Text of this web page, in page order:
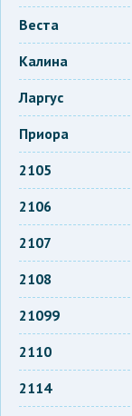
Веста
Калина
Ларгус
Приора
2105
2106
2107
2108
21099
2110
2114